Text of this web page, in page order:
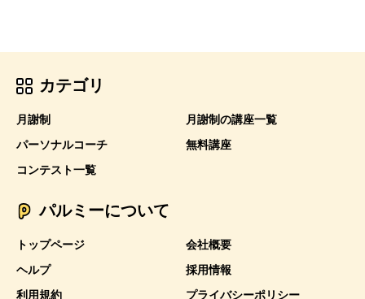
カテゴリ
月謝制
月謝制の講座一覧
パーソナルコーチ
無料講座
コンテスト一覧
パルミーについて
トップページ
会社概要
ヘルプ
採用情報
利用規約
プライバシーポリシー